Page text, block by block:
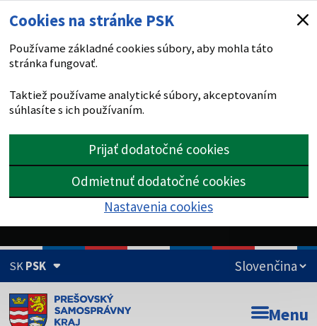
Cookies na stránke PSK
Používame základné cookies súbory, aby mohla táto
stránka fungovať.
Taktiež používame analytické súbory, akceptovaním
súhlasíte s ich používaním.
Prijať dodatočné cookies
Odmietnuť dodatočné cookies
Nastavenia cookies
SKPSK
Doména psk.sk je oficiálna Menu